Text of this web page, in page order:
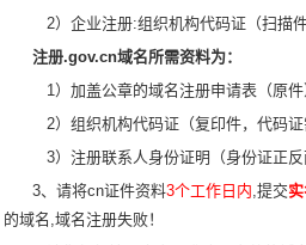
2）企业注册:组织机构代码证（扫描
注册.gov.cn域名所需资料为：
1）加盖公章的域名注册申请表（原件
2）组织机构代码证（复印件，代码证
3）注册联系人身份证明（身份证正反
3、请将cn证件资料3个工作日内,提交
的域名,域名注册失败！